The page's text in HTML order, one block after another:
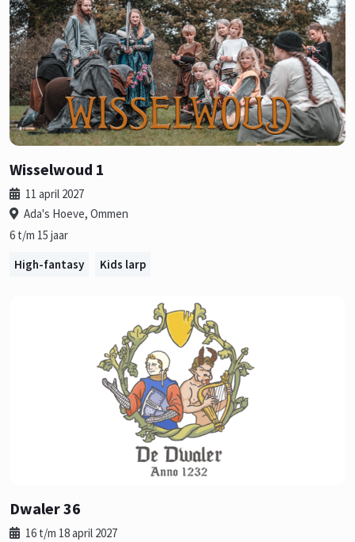
Wisselwoud 1
11 april 2027
Ada's Hoeve, Ommen
6 t/m 15 jaar
High-fantasy
Kids larp
Dwaler 36
16 t/m 18 april 2027